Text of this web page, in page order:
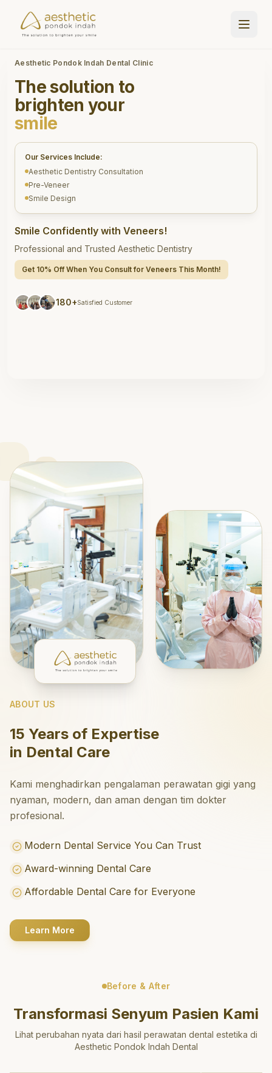
Aesthetic Pondok Indah Dental Clinic
The solution to
brighten your
smile
Our Services Include:
Aesthetic Dentistry Consultation
Pre-Veneer
Smile Design
Smile Confidently with Veneers!
Professional and Trusted Aesthetic Dentistry
Get 10% Off When You Consult for Veneers This Month!
180+Satisfied Customer
ABOUT US
15 Years of Expertise
in Dental Care
Kami menghadirkan pengalaman perawatan gigi yang
nyaman, modern, dan aman dengan tim dokter
profesional.
Modern Dental Service You Can Trust
Award-winning Dental Care
Affordable Dental Care for Everyone
Learn More
Before & After
Transformasi Senyum Pasien Kami
Lihat perubahan nyata dari hasil perawatan dental estetika di
Aesthetic Pondok Indah Dental